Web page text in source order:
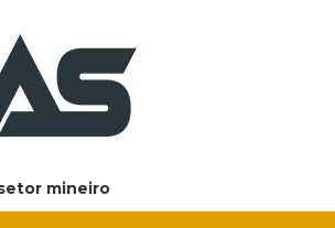
mineiro